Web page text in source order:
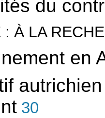
du
À LA
en
30